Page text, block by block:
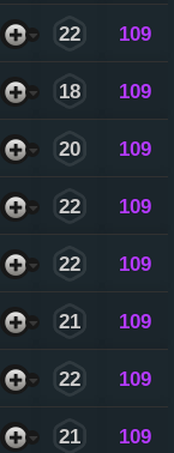
22 109
18 109
20 109
22 109
22 109
21 109
22 109
21 109